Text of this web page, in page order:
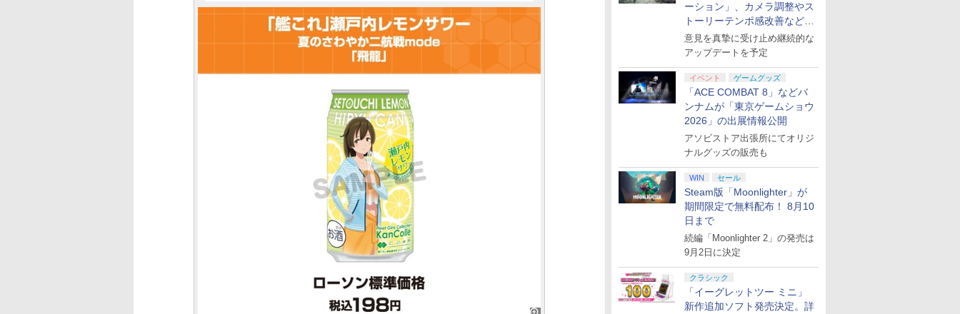
ーション」、カメラ調整やス
トーリーテンポ感改善などの
アプデを1週間以内に実施
意見を真摯に受け止め継続的な
アップデートを予定
イベント ゲームグッズ
「ACE COMBAT 8」などバ
ンナムが「東京ゲームショウ
2026」の出展情報公開
アソビストア出張所にてオリジ
ナルグッズの販売も
WIN セール
Steam版「Moonlighter」が
期間限定で無料配布！ 8月10
日まで
続編「Moonlighter 2」の発売は
9月2日に決定
クラシック
「イーグレットツー ミニ」
新作追加ソフト発売決定。詳